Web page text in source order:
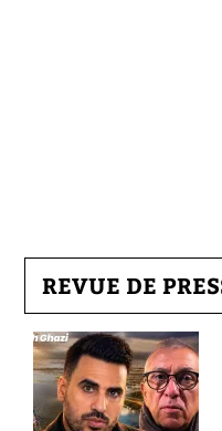
REVUE DE